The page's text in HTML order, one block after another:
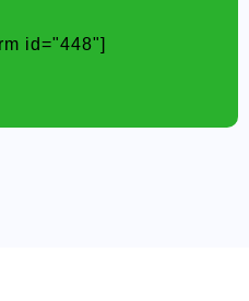
id="448"]